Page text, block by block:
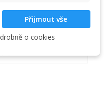
12
1008
Přijmout vše
o cookies